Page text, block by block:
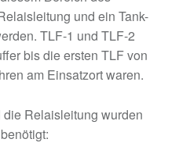
und ein Tank-
TLF-1 und TLF-2
bis die ersten TLF von
am Einsatzort waren.
Relaisleitung wurden